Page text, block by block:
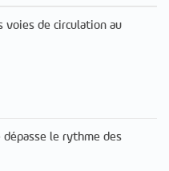
voies de circulation au
dépasse le rythme des